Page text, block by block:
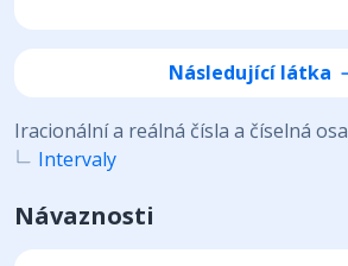
Následující látka
Iracionální a reálná čísla a číselná osa
Intervaly
Návaznosti